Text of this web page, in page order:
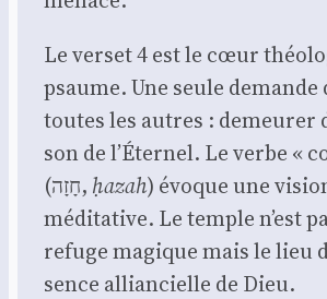
Le ver­set 4 est le cœur
psaume. Une seule
toutes les autres : demeu­rer
son de l’Éternel. Le verbe «
(חָזָה, ḥazah) évoque une
médi­ta­tive. Le temple n’est
refuge magique mais le lieu
sence allian­cielle de Dieu.